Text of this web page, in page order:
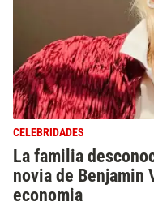
CELEBRIDADES
La familia
novia de Benjamin
economia